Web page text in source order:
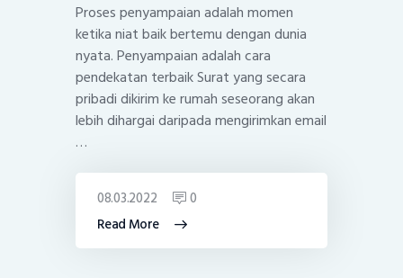
Proses penyampaian adalah momen
ketika niat baik bertemu dengan dunia
nyata. Penyampaian adalah cara
pendekatan terbaik Surat yang secara
pribadi dikirim ke rumah seseorang akan
lebih dihargai daripada mengirimkan email
…
Read More
08.03.2022 0